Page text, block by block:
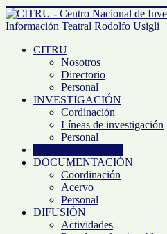
CITRU
Nosotros
Directorio
Personal
INVESTIGACIÓN
Cordinación
Líneas de investigación
Personal
DOCUMENTACIÓN
Coordinación
Acervo
Personal
DIFUSIÓN
Actividades